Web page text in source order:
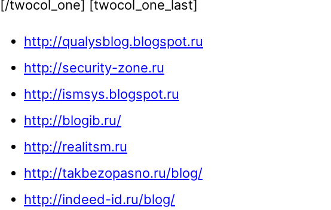
[/twocol_one] [twocol_one_last]
http://qualysblog.blogspot.ru
http://security-zone.ru
http://ismsys.blogspot.ru
http://blogib.ru/
http://realitsm.ru
http://takbezopasno.ru/blog/
http://indeed-id.ru/blog/